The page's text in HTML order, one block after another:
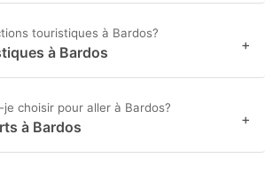
touristiques à Bardos?
à Bardos +
choisir pour aller à Bardos?
à Bardos +